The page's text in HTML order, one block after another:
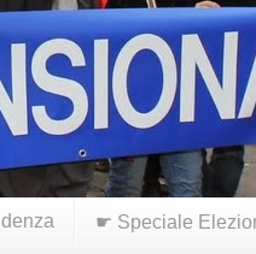
☛ Speciale